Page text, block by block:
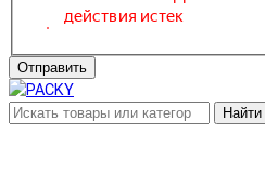
Отправить
Найти